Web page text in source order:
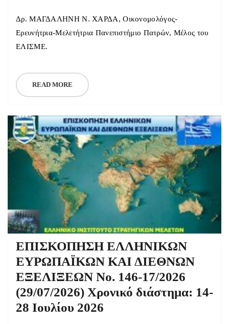
Δρ. ΜΑΓΔΑΛΗΝΗ Ν. ΧΑΡΔΑ, Οικονομολόγος-
Ερευνήτρια-Μελετήτρια Πανεπιστήμιο Πατρών, Μέλος του
ΕΛΙΣΜΕ.
READ MORE
ΕΠΙΣΚΟΠΗΣΗ ΕΛΛΗΝΙΚΩΝ
ΕΥΡΩΠΑΪΚΩΝ ΚΑΙ ΔΙΕΘΝΩΝ
ΕΞΕΛΙΞΕΩΝ Νο. 146-17/2026
(29/07/2026) Χρονικό διάστημα: 14-
28 Ιουλίου 2026